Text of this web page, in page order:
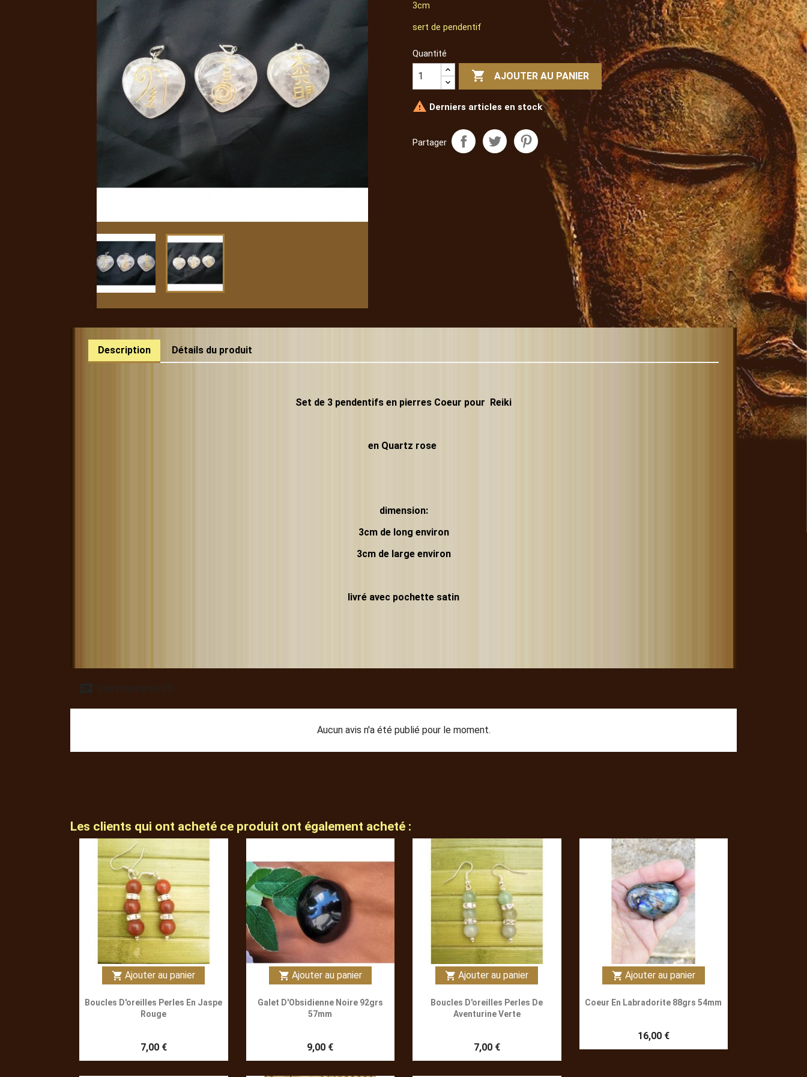
3cm
sert de pendentif
Quantité
 AJOUTER AU PANIER
 Derniers articles en stock
Partager
Description Détails du produit
Set de 3 pendentifs en pierres Coeur pour Reiki
en Quartz rose
dimension:
3cm de long environ
3cm de large environ
livré avec pochette satin
Commentaires (0)
Aucun avis n'a été publié pour le moment.
Les clients qui ont acheté ce produit ont également acheté :
shopping_cart Ajouter au panier
Boucles D'oreilles Perles En Jaspe
Rouge
7,00 €
shopping_cart Ajouter au panier
Galet D'Obsidienne Noire 92grs
57mm
9,00 €
shopping_cart Ajouter au panier
Boucles D'oreilles Perles De
Aventurine Verte
7,00 €
shopping_cart Ajouter au panier
Coeur En Labradorite 88grs 54mm
16,00 €